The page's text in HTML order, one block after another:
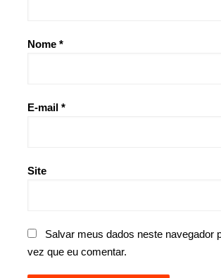
Nome *
E-mail *
Site
Salvar meus dados neste navegador
vez que eu comentar.